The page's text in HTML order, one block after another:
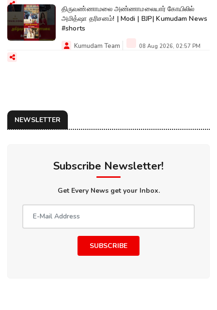
திருவண்ணாமலை அண்ணாமலையார் கோயிலில்
அமித்ஷா தரிசனம்! | Modi | BJP| Kumudam News
#shorts
Kumudam Team 08 Aug 2026, 02:57 PM
NEWSLETTER
Subscribe Newsletter!
Get Every News get your Inbox.
SUBSCRIBE